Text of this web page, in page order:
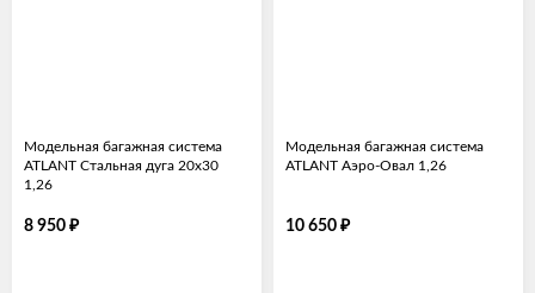
Модельная багажная система
ATLANT Стальная дуга 20х30
1,26
8 950 ₽
Модельная багажная система
ATLANT Аэро-Овал 1,26
10 650 ₽